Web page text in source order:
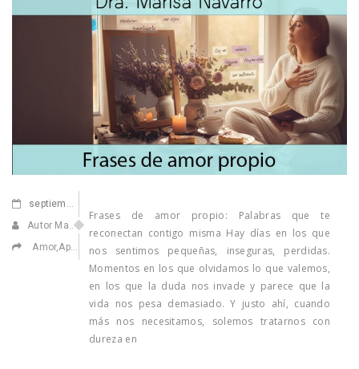
septiembre
Autor Marisa Navarro
Amor,Apasionarse ,Confiar en ti,Elecciones de vida,Ilusionarse,
Frases de amor propio: Palabras que te
reconectan contigo misma Hay días en los que
nos sentimos pequeñas, inseguras, perdidas.
Momentos en los que olvidamos lo que valemos,
en los que la duda nos invade y parece que la
vida nos pesa demasiado. Y justo ahí, cuando
más nos necesitamos, solemos tratarnos con
dureza en